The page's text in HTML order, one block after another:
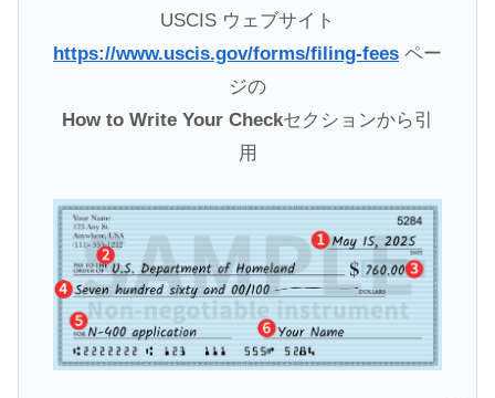
USCIS ウェブサイト
https://www.uscis.gov/forms/filing-fees ペー
ジの
How to Write Your Checkセクションから引
用